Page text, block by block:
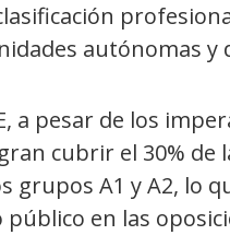
autónomas y
a pesar de los
cubrir el 30% de
grupos A1 y A2, lo
público en las